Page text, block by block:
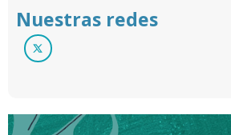
Nuestras redes